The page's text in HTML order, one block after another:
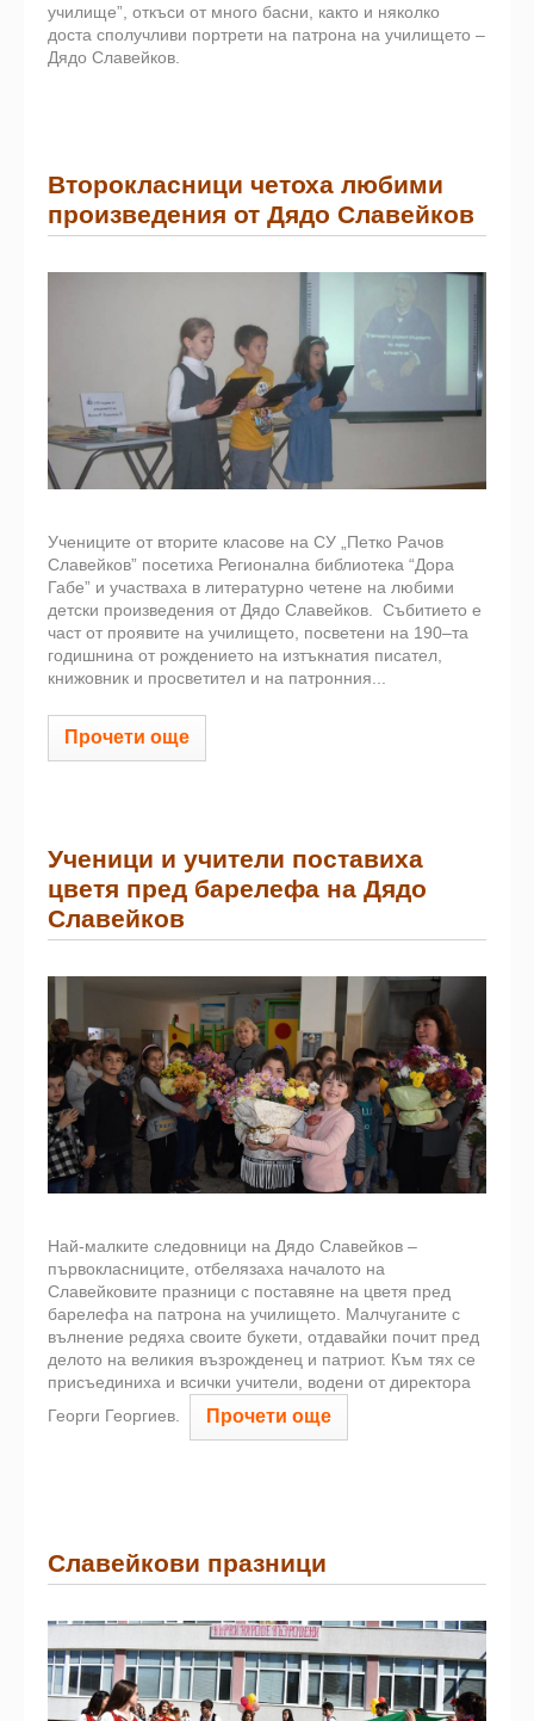
училище”, откъси от много басни, както и няколко
доста сполучливи портрети на патрона на училището –
Дядо Славейков.
Второкласници четоха любими
произведения от Дядо Славейков
Учениците от вторите класове на СУ „Петко Рачов
Славейков” посетиха Регионална библиотека “Дора
Габе” и участваха в литературно четене на любими
детски произведения от Дядо Славейков.
Събитието е
част от проявите на училището, посветени на 190–та
годишнина от рождението на изтъкнатия писател,
книжовник и просветител и на патронния...
Прочети още
Ученици и учители поставиха
цветя пред барелефа на Дядо
Славейков
Най-малките следовници на Дядо Славейков –
първокласниците, отбелязаха началото на
Славейковите празници с поставяне на цветя пред
барелефа на патрона на училището. Малчуганите с
вълнение редяха своите букети, отдавайки почит пред
делото на великия възрожденец и патриот. Към тях се
присъединиха и всички учители, водени от директора
Георги Георгиев.
Прочети още
Славейкови празници